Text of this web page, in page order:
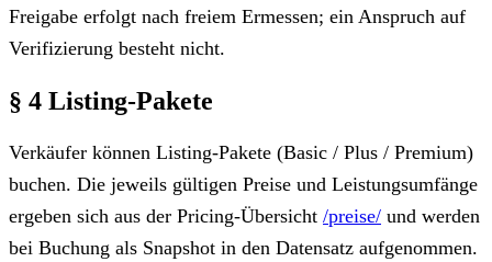
Freigabe erfolgt nach freiem Ermessen; ein Anspruch auf
Verifizierung besteht nicht.
§ 4 Listing-Pakete
Verkäufer können Listing-Pakete (Basic / Plus / Premium)
buchen. Die jeweils gültigen Preise und Leistungsumfänge
ergeben sich aus der Pricing-Übersicht /preise/ und werden
bei Buchung als Snapshot in den Datensatz aufgenommen.